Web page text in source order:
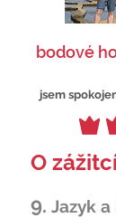
bodové
jsem
O
9. Jazyk